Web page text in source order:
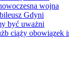
wojna
Gdyni
być uważni
ciąży